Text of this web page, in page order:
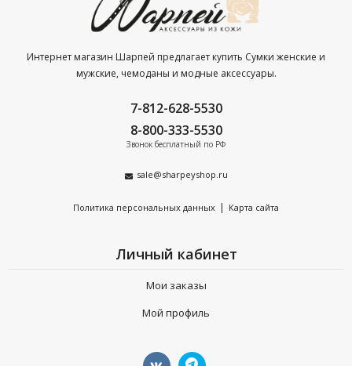
Интернет магазин Шарпей предлагает купить Сумки женские и
мужские, чемоданы и модные аксессуары.
7-812-628-5530
8-800-333-5530
Звонок бесплатный по РФ
sale@sharpeyshop.ru
Политика персональных данных | Карта сайта
Личный кабинет
Мои заказы
Мой профиль